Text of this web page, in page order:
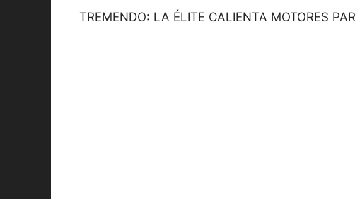
TREMENDO: LA ÉLITE CALIENTA MOTORES